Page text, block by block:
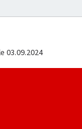
03.09.2024